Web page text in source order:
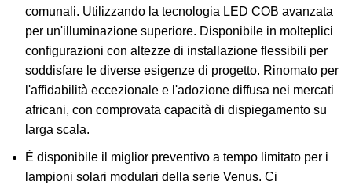
comunali. Utilizzando la tecnologia LED COB avanzata
per un'illuminazione superiore. Disponibile in molteplici
configurazioni con altezze di installazione flessibili per
soddisfare le diverse esigenze di progetto. Rinomato per
l'affidabilità eccezionale e l'adozione diffusa nei mercati
africani, con comprovata capacità di dispiegamento su
larga scala.
È disponibile il miglior preventivo a tempo limitato per i
lampioni solari modulari della serie Venus. Ci